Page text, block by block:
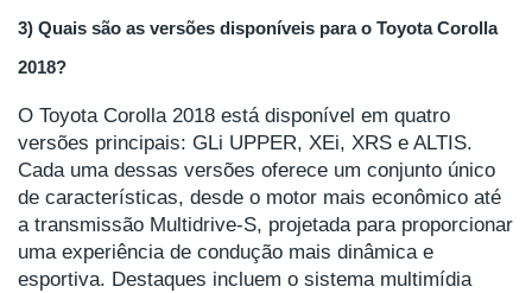
3) Quais são as versões disponíveis para o Toyota Corolla
2018?
O Toyota Corolla 2018 está disponível em quatro
versões principais: GLi UPPER, XEi, XRS e ALTIS.
Cada uma dessas versões oferece um conjunto único
de características, desde o motor mais econômico até
a transmissão Multidrive-S, projetada para proporcionar
uma experiência de condução mais dinâmica e
esportiva. Destaques incluem o sistema multimídia